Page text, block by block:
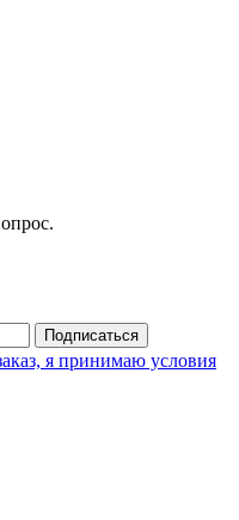
Подписаться
я принимаю условия